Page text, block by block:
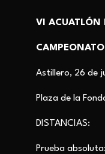
VI ACUATLÓN
Astillero, 26 de
Plaza de la
DISTANCIAS:
Prueba